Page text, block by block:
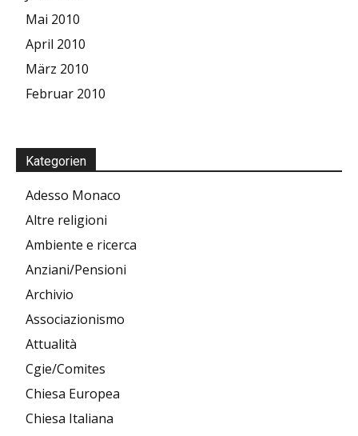
Mai 2010
April 2010
März 2010
Februar 2010
Kategorien
Adesso Monaco
Altre religioni
Ambiente e ricerca
Anziani/Pensioni
Archivio
Associazionismo
Attualità
Cgie/Comites
Chiesa Europea
Chiesa Italiana